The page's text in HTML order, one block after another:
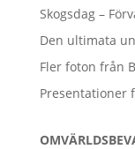
Skogsdag –
Den ultimata
Fler foton från
Presentationer